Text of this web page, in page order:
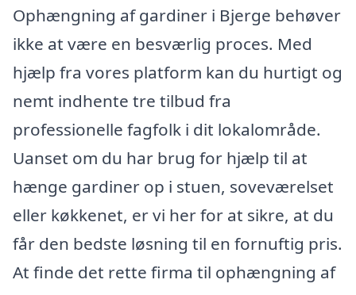
Ophængning af gardiner i Bjerge behøver
ikke at være en besværlig proces. Med
hjælp fra vores platform kan du hurtigt og
nemt indhente tre tilbud fra
professionelle fagfolk i dit lokalområde.
Uanset om du har brug for hjælp til at
hænge gardiner op i stuen, soveværelset
eller køkkenet, er vi her for at sikre, at du
får den bedste løsning til en fornuftig pris.
At finde det rette firma til ophængning af